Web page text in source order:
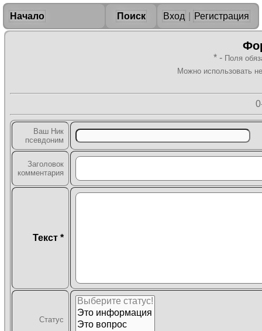
Начало Поиск Вход Регистрация
* - Поля
Можно использовать
Ваш Ник
псевдоним
Заголовок
комментария
Текст *
Статус